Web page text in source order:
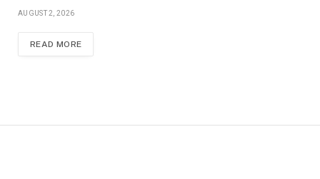
AUGUST 2, 2026
READ MORE